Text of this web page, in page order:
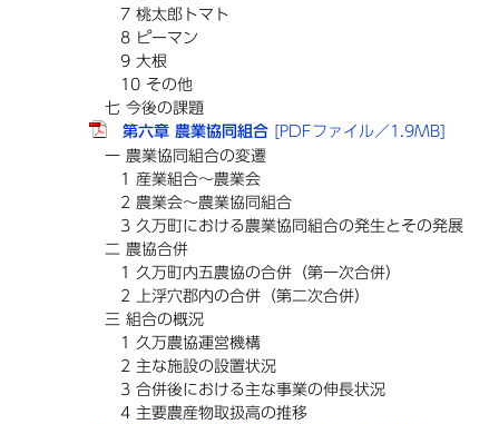
7 桃太郎トマト
8 ピーマン
9 大根
10 その他
七 今後の課題
第六章 農業協同組合 [PDFファイル／1.9MB]
一 農業協同組合の変遷
1 産業組合～農業会
2 農業会～農業協同組合
3 久万町における農業協同組合の発生とその発展
二 農協合併
1 久万町内五農協の合併（第一次合併）
2 上浮穴郡内の合併（第二次合併）
三 組合の概況
1 久万農協運営機構
2 主な施設の設置状況
3 合併後における主な事業の伸長状況
4 主要農産物取扱高の推移